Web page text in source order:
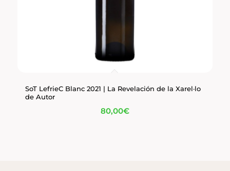
SoT LefrieC Blanc 2021 | La Revelación de la Xarel·lo
de Autor
80,00€